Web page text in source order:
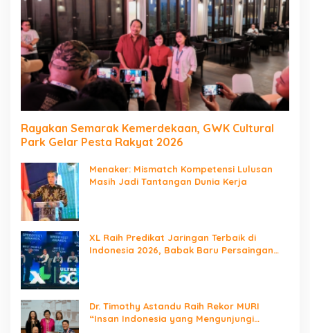
Rayakan Semarak Kemerdekaan, GWK Cultural
Park Gelar Pesta Rakyat 2026
Menaker: Mismatch Kompetensi Lulusan
Masih Jadi Tantangan Dunia Kerja
XL Raih Predikat Jaringan Terbaik di
Indonesia 2026, Babak Baru Persaingan
Dr. Timothy Astandu Raih Rekor MURI
“Insan Indonesia yang Mengunjungi